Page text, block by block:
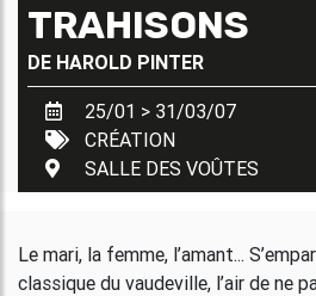
TRAHISONS
DE HAROLD PINTER
25/01 > 31/03/07
CRÉATION
SALLE DES VOÛTES
Le mari, la femme, l’amant...
classique du vaudeville, l’air de ne